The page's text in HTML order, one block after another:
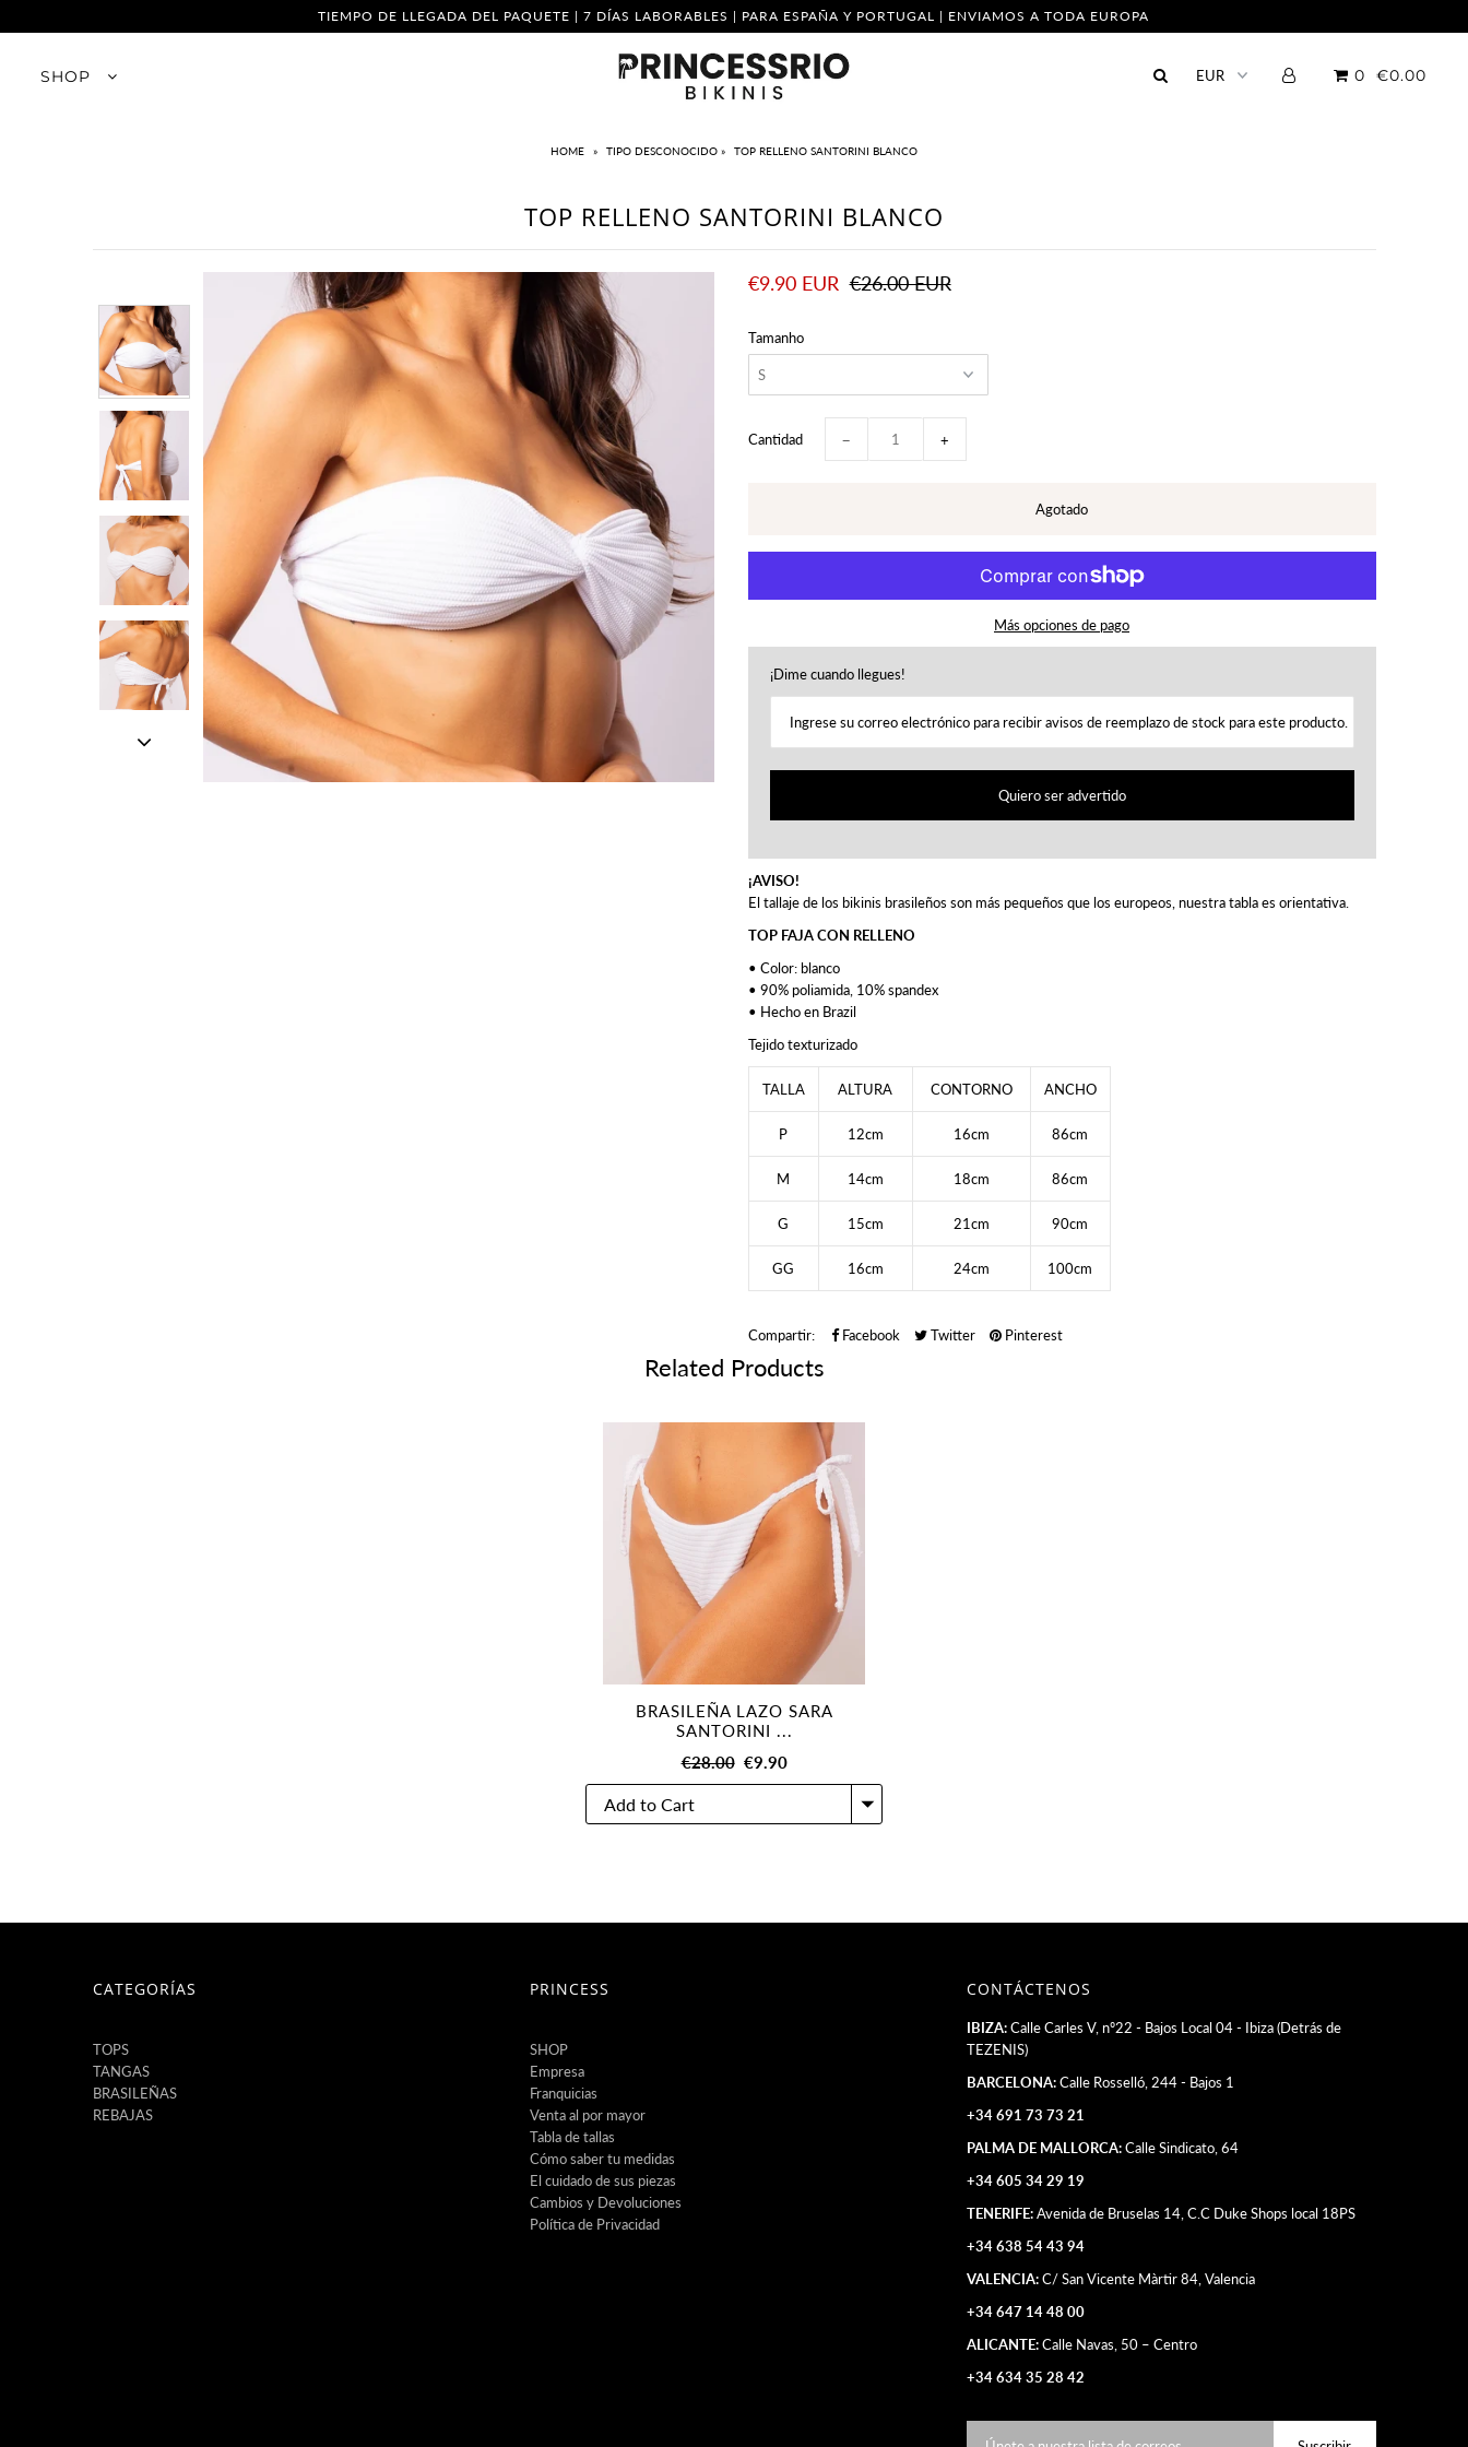
TIEMPO DE LLEGADA DEL PAQUETE | 7 DÍAS LABORABLES | PARA ESPAÑA Y PORTUGAL | ENVIAMOS A TODA EUROPA
SHOP 0 €0.00
HOME » TIPO DESCONOCIDO » TOP RELLENO SANTORINI BLANCO
TOP RELLENO SANTORINI BLANCO
€9.90 EUR €26.00 EUR
Tamanho
Cantidad − +
Más opciones de pago
¡Dime cuando llegues!
Quiero ser advertido
¡AVISO!
El tallaje de los bikinis brasileños son más pequeños que los europeos, nuestra tabla es orientativa.
TOP FAJA CON RELLENO
• Color: blanco
• 90% poliamida, 10% spandex
• Hecho en Brazil
Tejido texturizado
TALLA ALTURA CONTORNO ANCHO
P 12cm 16cm 86cm
M 14cm 18cm 86cm
G 15cm 21cm 90cm
GG 16cm 24cm 100cm
Compartir: Facebook Twitter Pinterest
Related Products
BRASILEÑA LAZO SARA
SANTORINI ...
€28.00 €9.90
CATEGORÍAS
TOPS
TANGAS
BRASILEÑAS
REBAJAS
PRINCESS
SHOP
Empresa
Franquicias
Venta al por mayor
Tabla de tallas
Cómo saber tu medidas
El cuidado de sus piezas
Cambios y Devoluciones
Política de Privacidad
CONTÁCTENOS
IBIZA:Calle Carles V, nº22 - Bajos Local 04 - Ibiza (Detrás de
TEZENIS)
BARCELONA:Calle Rosselló, 244 - Bajos 1
+34 691 73 73 21
PALMA DE MALLORCA:Calle Sindicato, 64
+34 605 34 29 19
TENERIFE:Avenida de Bruselas 14, C.C Duke Shops local 18PS
+34 638 54 43 94
VALENCIA:C/ San Vicente Màrtir 84, Valencia
+34 647 14 48 00
ALICANTE:Calle Navas, 50 – Centro
+34 634 35 28 42
Cómo saber tu medidas
El cuidado de sus piezas
Cambios y Devoluciones
Política de Privacidad